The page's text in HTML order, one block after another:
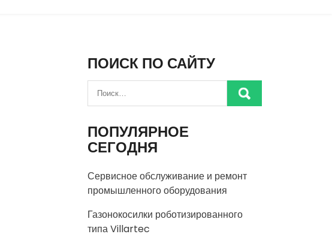
ПОИСК ПО САЙТУ
ПОПУЛЯРНОЕ
СЕГОДНЯ
Сервисное обслуживание и ремонт
промышленного оборудования
Газонокосилки роботизированного
типа Villartec